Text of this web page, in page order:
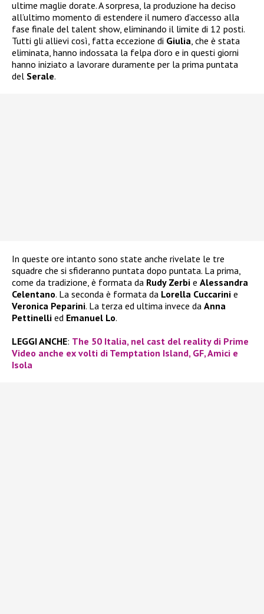
ultime maglie dorate. A sorpresa, la produzione ha deciso
all’ultimo momento di estendere il numero d’accesso alla
fase finale del talent show, eliminando il limite di 12 posti.
Tutti gli allievi così, fatta eccezione di Giulia , che è stata
eliminata, hanno indossata la felpa d’oro e in questi giorni
hanno iniziato a lavorare duramente per la prima puntata
del Serale.
In queste ore intanto sono state anche rivelate le tre
squadre che si sfideranno puntata dopo puntata. La prima,
come da tradizione, è formata da Rudy Zerbi e Alessandra
Celentano. La seconda è formata da Lorella Cuccarini e
Veronica Peparini. La terza ed ultima invece da Anna
Pettinelli ed Emanuel Lo.
LEGGI ANCHE: The 50 Italia, nel cast del reality di Prime
Video anche ex volti di Temptation Island, GF, Amici e
Isola